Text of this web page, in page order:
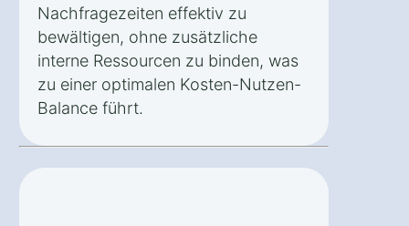
Nachfragezeiten effektiv zu
bewältigen, ohne zusätzliche
interne Ressourcen zu binden, was
zu einer optimalen Kosten-Nutzen-
Balance führt.